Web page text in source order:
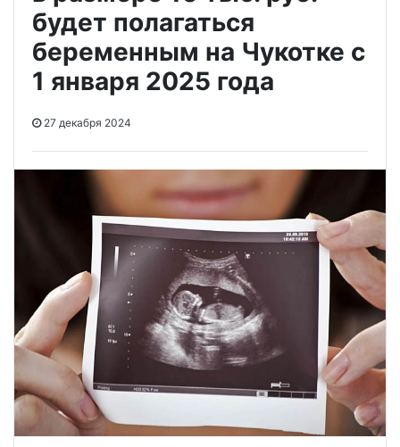
будет полагаться
беременным на Чукотке с
1 января 2025 года
27 декабря 2024